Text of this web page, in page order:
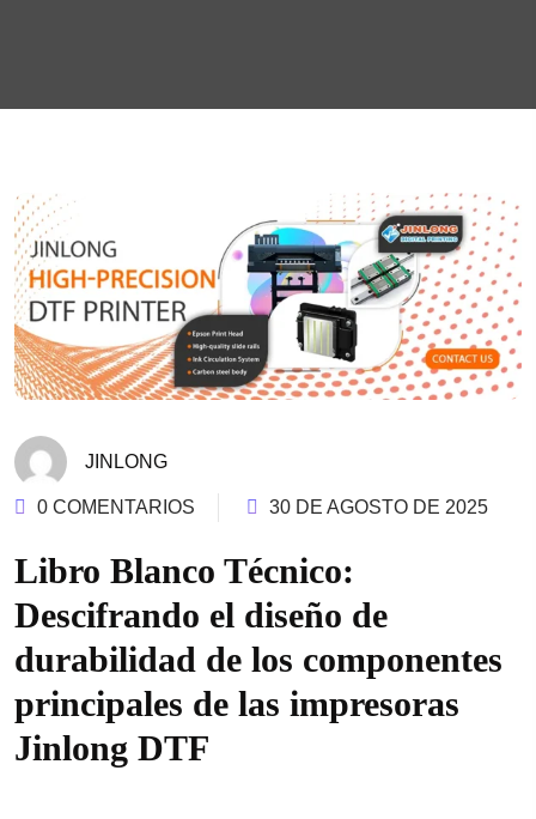
JINLONG
0 COMENTARIOS 30 DE AGOSTO DE 2025
Libro Blanco Técnico:
Descifrando el diseño de
durabilidad de los componentes
principales de las impresoras
Jinlong DTF